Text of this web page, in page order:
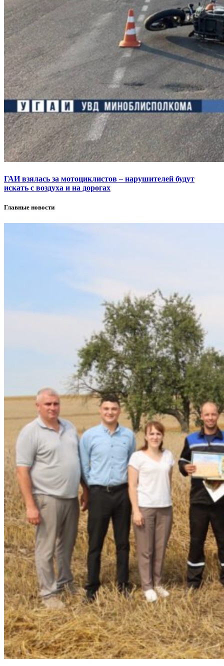
ГАИ взялась за мотоциклистов – нарушителей будут
искать с воздуха и на дорогах
Главные новости